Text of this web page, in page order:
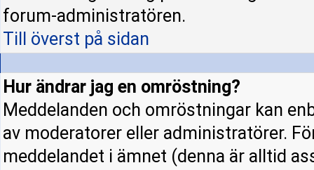
forum-administratören.
Till överst på sidan
Hur ändrar jag en omröstning?
Meddelanden och omröstningar kan
av moderatorer eller administratörer.
meddelandet i ämnet (denna är alltid